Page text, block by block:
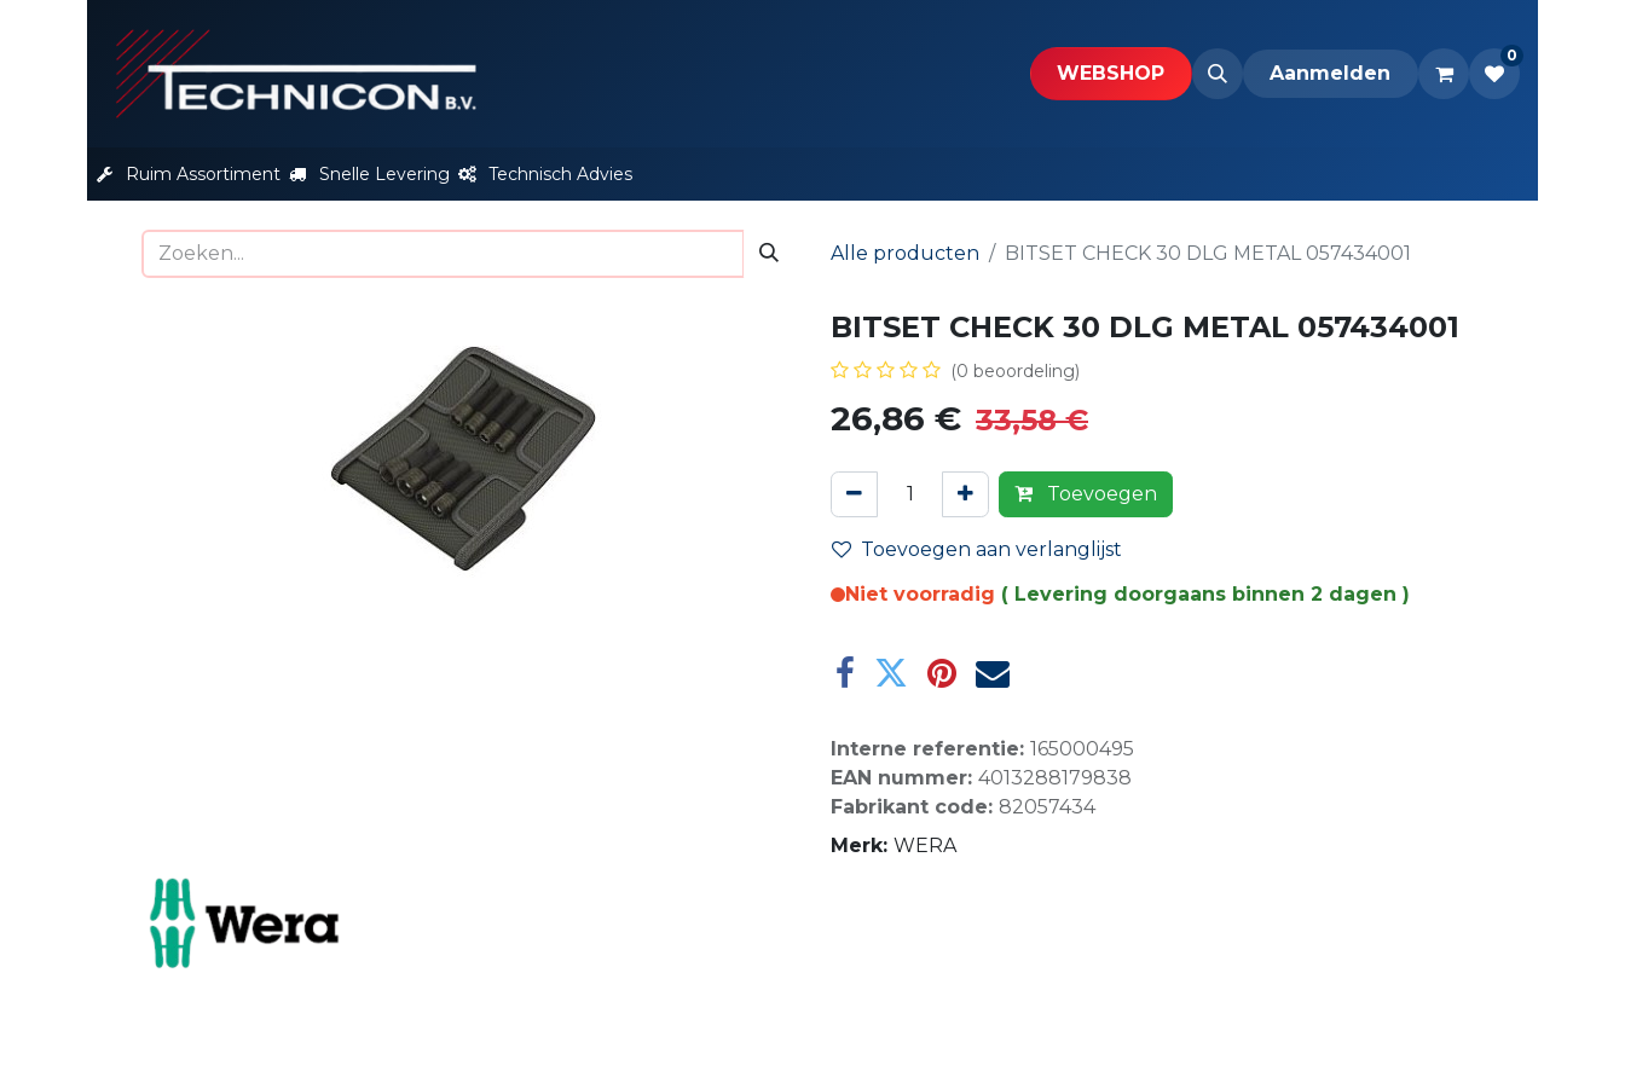
Contact Downloads
WEBS​H​​OP​​ Aanmelden
0
Ruim Assortiment Snelle Levering Technisch Advies
Alle producten BITSET CHECK 30 DLG METAL 057434001
BITSET CHECK 30 DLG METAL 057434001
(0 beoordeling)
26,86 € 33,58€
Toevoegen
Toevoegen aan verlanglijst
Niet voorradig ( Levering doorgaans binnen 2 dagen )
Interne referentie: 165000495
EAN nummer: 4013288179838
Fabrikant code: 82057434
Merk: WERA